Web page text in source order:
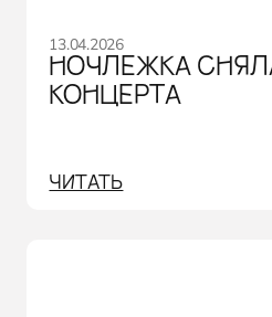
13.04.2026
НОЧЛЕЖКА
КОНЦЕРТА
ЧИТАТЬ